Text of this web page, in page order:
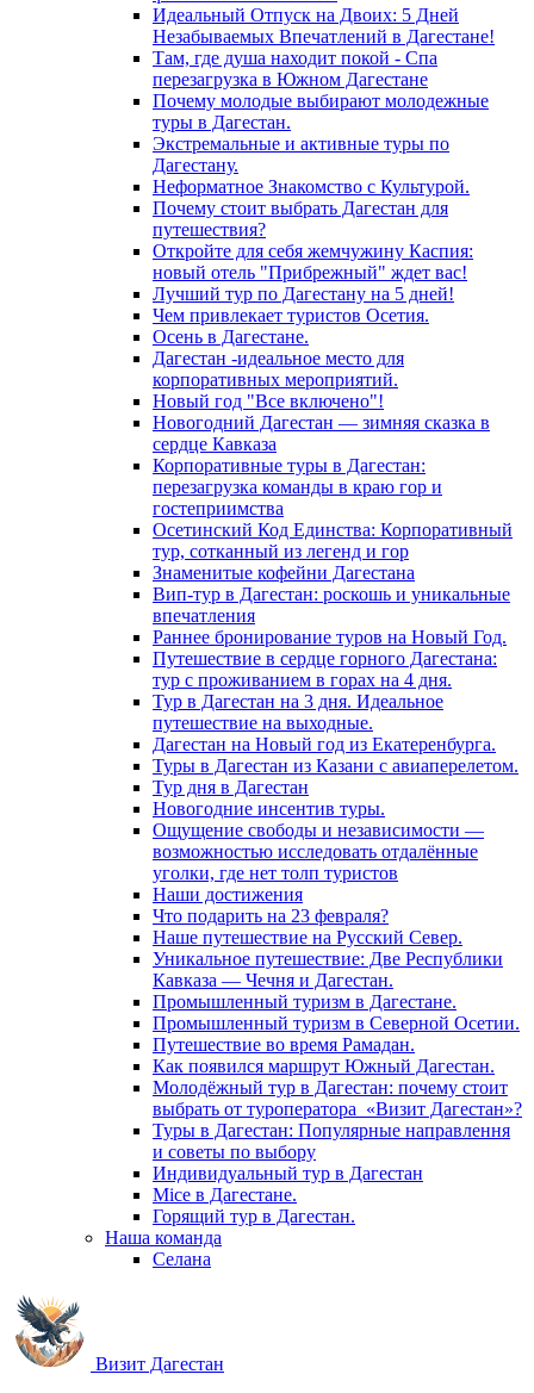
Идеальный Отпуск на Двоих: 5 Дней
Незабываемых Впечатлений в Дагестане!
Там, где душа находит покой - Спа
перезагрузка в Южном Дагестане
Почему молодые выбирают молодежные
туры в Дагестан.
Экстремальные и активные туры по
Дагестану.
Неформатное Знакомство с Культурой.
Почему стоит выбрать Дагестан для
путешествия?
Откройте для себя жемчужину Каспия:
новый отель "Прибрежный" ждет вас!
Лучший тур по Дагестану на 5 дней!
Чем привлекает туристов Осетия.
Осень в Дагестане.
Дагестан -идеальное место для
корпоративных мероприятий.
Новый год "Все включено"!
Новогодний Дагестан — зимняя сказка в
сердце Кавказа
Корпоративные туры в Дагестан:
перезагрузка команды в краю гор и
гостеприимства
Осетинский Код Единства: Корпоративный
тур, сотканный из легенд и гор
Знаменитые кофейни Дагестана
Вип-тур в Дагестан: роскошь и уникальные
впечатления
Раннее бронирование туров на Новый Год.
Путешествие в сердце горного Дагестана:
тур с проживанием в горах на 4 дня.
Тур в Дагестан на 3 дня. Идеальное
путешествие на выходные.
Дагестан на Новый год из Екатеренбурга.
Туры в Дагестан из Казани с авиаперелетом.
Тур дня в Дагестан
Новогодние инсентив туры.
Ощущение свободы и независимости —
возможностью исследовать отдалённые
уголки, где нет толп туристов
Наши достижения
Что подарить на 23 февраля?
Наше путешествие на Русский Север.
Уникальное путешествие: Две Республики
Кавказа — Чечня и Дагестан.
Промышленный туризм в Дагестане.
Промышленный туризм в Северной Осетии.
Путешествие во время Рамадан.
Как появился маршрут Южный Дагестан.
Молодёжный тур в Дагестан: почему стоит
выбрать от туроператора «Визит Дагестан»?
Туры в Дагестан: Популярные направлення
и советы по выбору
Индивидуальный тур в Дагестан
Mice в Дагестане.
Горящий тур в Дагестан.
Наша команда
Селана
Визит Дагестан